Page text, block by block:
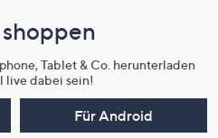
Tablet & Co. herunterladen
live dabei sein!
Für Android